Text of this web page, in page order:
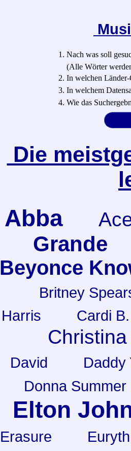
1. Nach was soll
(Alle Wörter
2. In welchen Länder-
3. In welchem
4. Wie das
Die
Abba
Grande
Beyonce
Britney
Harris
Cardi B.
David
Daddy
Donna Summer
Elton
Erasure